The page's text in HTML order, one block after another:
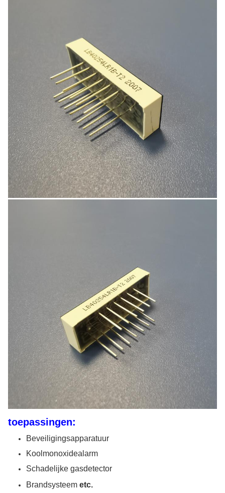
toepassingen:
Beveiligingsapparatuur
Koolmonoxidealarm
Schadelijke gasdetector
Brandsysteem etc.